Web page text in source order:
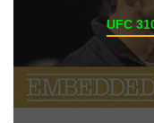
UFC